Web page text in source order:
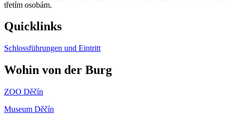
třetím osobám.
Quicklinks
Schlossführungen und Eintritt
Wohin von der Burg
ZOO Děčín
Museum Děčín